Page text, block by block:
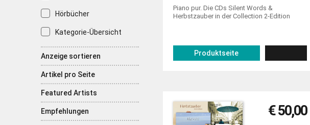
Hörbücher
Kategorie-Übersicht
Anzeige sortieren
Artikel pro Seite
Featured Artists
Empfehlungen
Piano pur. Die CDs Silent Words &
Herbstzauber in der Collection 2-Edition
Produktseite
€ 50,00